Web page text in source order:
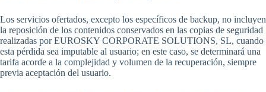
Los servicios ofertados, excepto los específicos de backup, no incluyen
la reposición de los contenidos conservados en las copias de seguridad
realizadas por EUROSKY CORPORATE SOLUTIONS, SL, cuando
esta pérdida sea imputable al usuario; en este caso, se determinará una
tarifa acorde a la complejidad y volumen de la recuperación, siempre
previa aceptación del usuario.